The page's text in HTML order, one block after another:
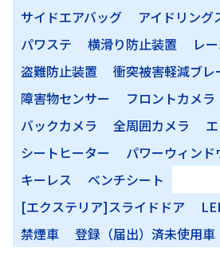
サイドエアバッグ
アイドリング
パワステ
横滑り防止装置
レ
盗難防止装置
衝突被害軽減ブレ
障害物センサー
フロントカメラ
バックカメラ
全周囲カメラ
シートヒーター
パワーウィンド
キーレス
ベンチシート
[エクステリア]スライドドア
禁煙車
登録（届出）済未使用車